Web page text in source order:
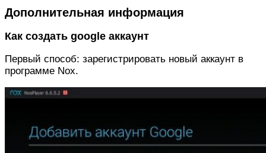
Дополнительная информация
Как создать google аккаунт
Первый способ: зарегистрировать новый аккаунт в
программе Nox.